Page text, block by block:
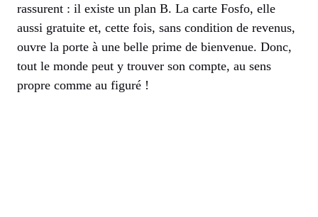
rassurent : il existe un plan B. La carte Fosfo, elle
aussi gratuite et, cette fois, sans condition de revenus,
ouvre la porte à une belle prime de bienvenue. Donc,
tout le monde peut y trouver son compte, au sens
propre comme au figuré !